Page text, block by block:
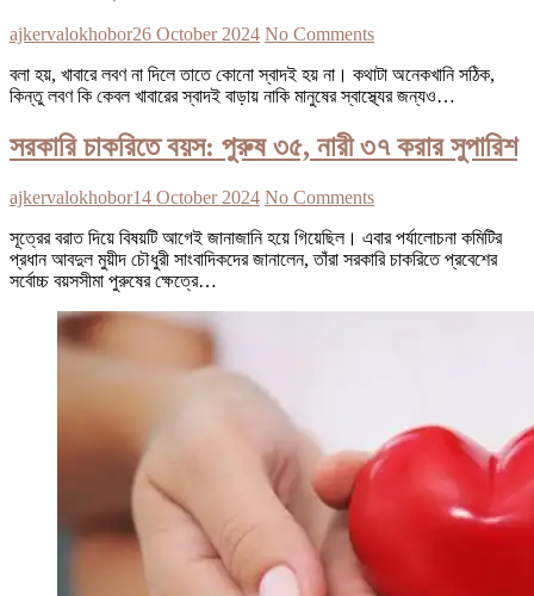
ajkervalokhobor26 October 2024 No Comments
বলা হয়, খাবারে লবণ না দিলে তাতে কোনো স্বাদই হয় না। কথাটা অনেকখানি সঠিক,
কিন্তু লবণ কি কেবল খাবারের স্বাদই বাড়ায় নাকি মানুষের স্বাস্থ্যের জন্যও…
সরকারি চাকরিতে বয়স: পুরুষ ৩৫, নারী ৩৭ করার সুপারিশ
ajkervalokhobor14 October 2024 No Comments
সূত্রের বরাত দিয়ে বিষয়টি আগেই জানাজানি হয়ে গিয়েছিল। এবার পর্যালোচনা কমিটির
প্রধান আবদুল মুয়ীদ চৌধুরী সাংবাদিকদের জানালেন, তাঁরা সরকারি চাকরিতে প্রবেশের
সর্বোচ্চ বয়সসীমা পুরুষের ক্ষেত্রে…